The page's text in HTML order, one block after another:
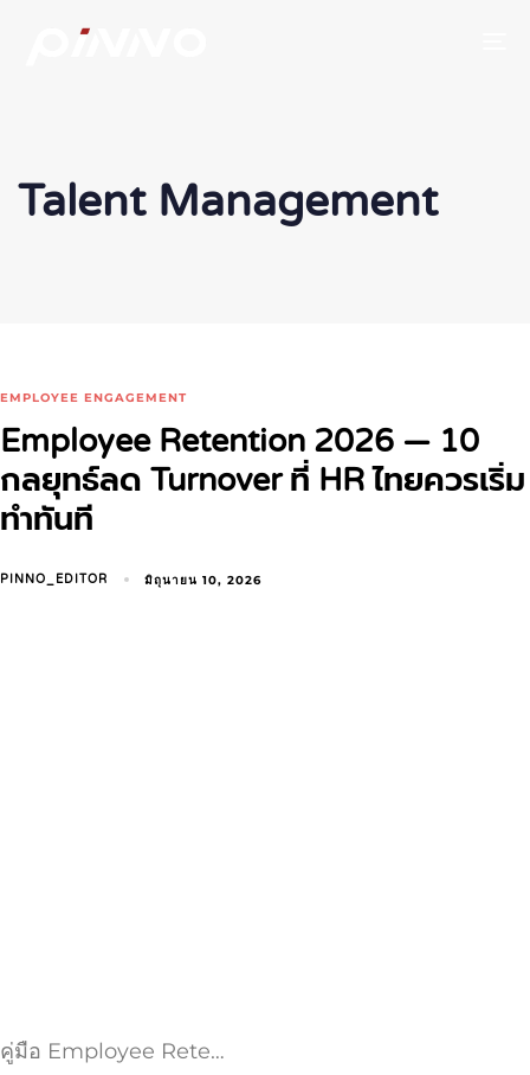
Talent Management
EMPLOYEE ENGAGEMENT
Employee Retention 2026 — 10
กลยุทธ์ลด Turnover ที่ HR ไทยควรเริ่ม
ทำทันที
PINNO_EDITOR มิถุนายน 10, 2026
คู่มือ Employee Rete…